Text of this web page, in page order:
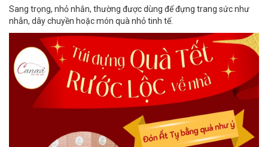
Sang trọng, nhỏ nhắn, thường được dùng để đựng trang sức như
nhẫn, dây chuyền hoặc món quà nhỏ tinh tế.